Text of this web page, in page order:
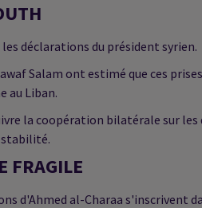
déclarations du président syrien.
Salam ont estimé que ces
au Liban.
la coopération bilatérale sur
stabilité.
FRAGILE
d'Ahmed al-Charaa s'inscrivent